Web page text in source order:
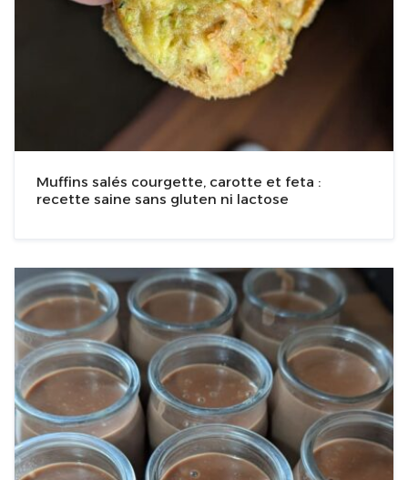
Muffins salés courgette, carotte et feta :
recette saine sans gluten ni lactose